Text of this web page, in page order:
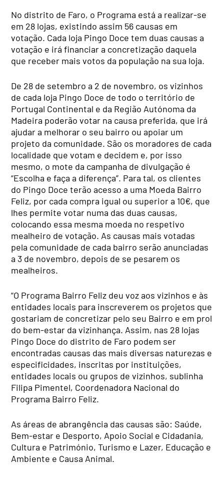
No distrito de Faro, o Programa está a realizar-se
em 28 lojas, existindo assim 56 causas em
votação. Cada loja Pingo Doce tem duas causas a
votação e irá financiar a concretização daquela
que receber mais votos da população na sua loja.
De 28 de setembro a 2 de novembro, os vizinhos
de cada loja Pingo Doce de todo o território de
Portugal Continental e da Região Autónoma da
Madeira poderão votar na causa preferida, que irá
ajudar a melhorar o seu bairro ou apoiar um
projeto da comunidade. São os moradores de cada
localidade que votam e decidem e, por isso
mesmo, o mote da campanha de divulgação é
“Escolha e faça a diferença”. Para tal, os clientes
do Pingo Doce terão acesso a uma Moeda Bairro
Feliz, por cada compra igual ou superior a 10€, que
lhes permite votar numa das duas causas,
colocando essa mesma moeda no respetivo
mealheiro de votação. As causas mais votadas
pela comunidade de cada bairro serão anunciadas
a 3 de novembro, depois de se pesarem os
mealheiros.
“O Programa Bairro Feliz deu voz aos vizinhos e às
entidades locais para inscreverem os projetos que
gostariam de concretizar pelo seu Bairro e em prol
do bem-estar da vizinhança. Assim, nas 28 lojas
Pingo Doce do distrito de Faro podem ser
encontradas causas das mais diversas naturezas e
especificidades, inscritas por instituições,
entidades locais ou grupos de vizinhos, sublinha
Filipa Pimentel, Coordenadora Nacional do
Programa Bairro Feliz.
As áreas de abrangência das causas são: Saúde,
Bem-estar e Desporto, Apoio Social e Cidadania,
Cultura e Património, Turismo e Lazer, Educação e
Ambiente e Causa Animal.